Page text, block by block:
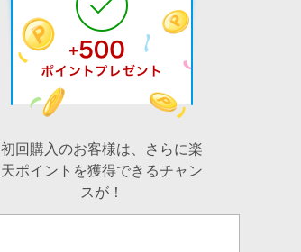
初回購入のお客様は、さらに楽
天ポイントを獲得できるチャン
スが！